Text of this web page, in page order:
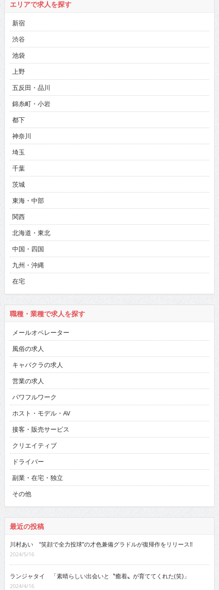
エリアで求人を探す
新宿
渋谷
池袋
上野
五反田・品川
錦糸町・小岩
都下
神奈川
埼玉
千葉
茨城
東海・中部
関西
北海道・東北
中国・四国
九州・沖縄
在宅
職種・業種で求人を探す
メールオペレーター
風俗の求人
キャバクラの求人
営業の求人
パワフルワーク
ホスト・モデル・AV
接客・販売サービス
クリエイティブ
ドライバー
副業・在宅・独立
その他
最近の投稿
川村あい “笑顔で全力投球”の才色兼備グラドルが復帰作をリリース!!
2024/5/16
ランジャタイ 「素晴らしい出会いと〝癒着〟が育ててくれた(笑)」
2024/4/16